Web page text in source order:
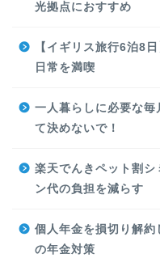
光拠点におすすめ
【イギリス旅行6泊8
日常を満喫
一人暮らしに必要な毎
て決めないで！
楽天でんきペット割シ
ン代の負担を減らす
個人年金を損切り解
の年金対策